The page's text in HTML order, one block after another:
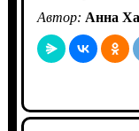
Автор: Анна